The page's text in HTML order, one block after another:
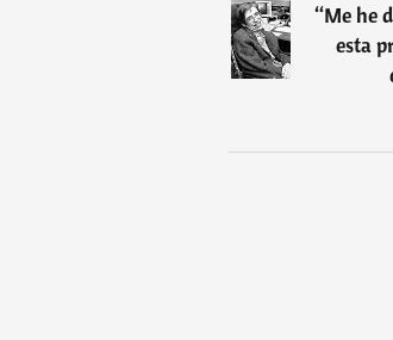
“Me he
esta